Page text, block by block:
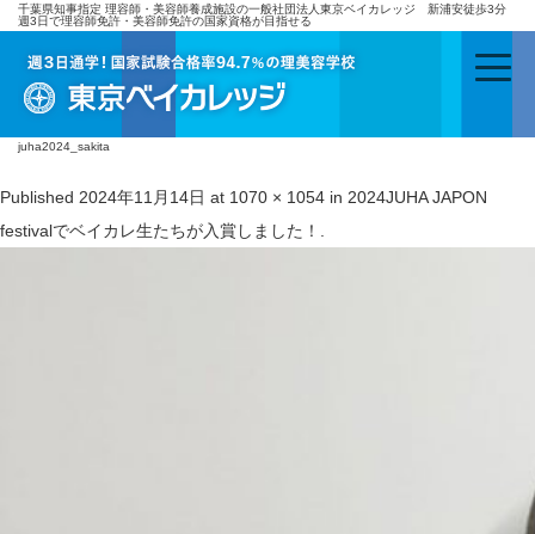
千葉県知事指定 理容師・美容師養成施設の一般社団法人東京ベイカレッジ 新浦安徒歩3分
週3日で理容師免許・美容師免許の国家資格が目指せる
juha2024_sakita
Published 2024年11月14日 at 1070 × 1054 in 2024JUHA JAPON
festivalでベイカレ生たちが入賞しました！